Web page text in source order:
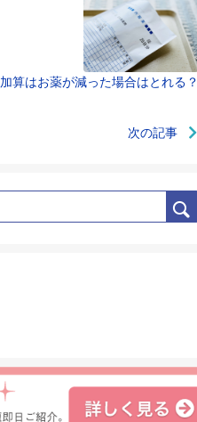
算はお薬が減った場合はとれる？
次の記事